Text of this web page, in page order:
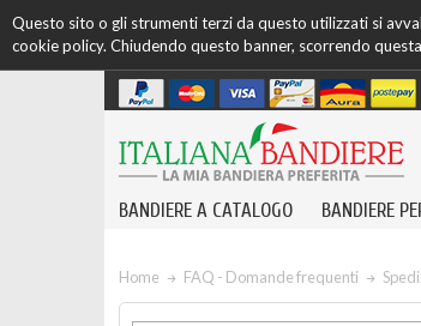
Questo sito o gli strumenti terzi da questo utilizzati si
cookie policy. Chiudendo questo banner, scorrendo
BANDIERE A CATALOGO BANDIERE
Home FAQ - Domande frequenti